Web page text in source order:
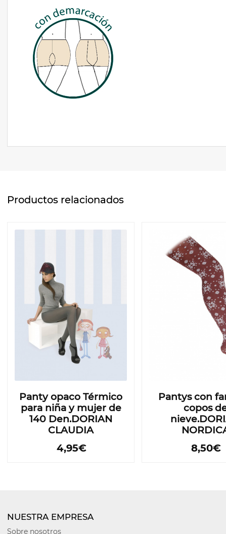
Productos relacionados
Panty opaco Térmico
para niña y mujer de
140 Den.DORIAN
CLAUDIA
4,95€
Pantys con
copos
8,50€
NUESTRA EMPRESA
Sobre nosotros